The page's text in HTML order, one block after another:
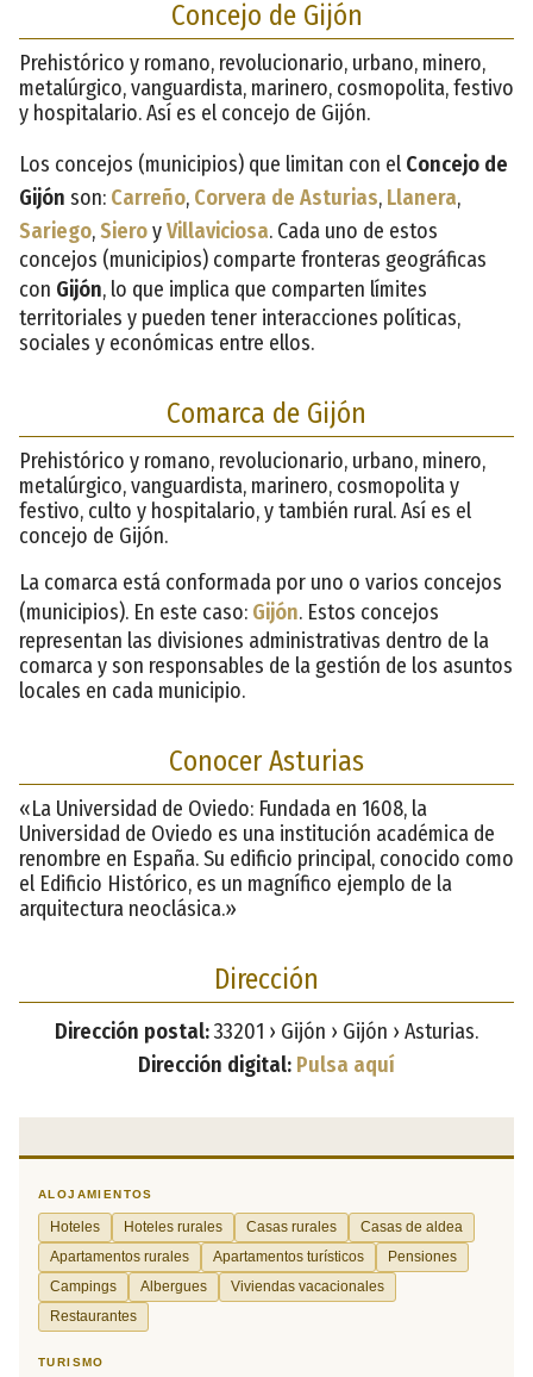
Concejo de Gijón
Prehistórico y romano, revolucionario, urbano, minero,
metalúrgico, vanguardista, marinero, cosmopolita, festivo
y hospitalario. Así es el concejo de Gijón.
Los concejos (municipios) que limitan con el Concejo de
Gijón son: Carreño, Corvera de Asturias, Llanera,
Sariego,SieroyVillaviciosa. Cada uno de estos
concejos (municipios) comparte fronteras geográficas
con Gijón, lo que implica que comparten límites
territoriales y pueden tener interacciones políticas,
sociales y económicas entre ellos.
Comarca de Gijón
Prehistórico y romano, revolucionario, urbano, minero,
metalúrgico, vanguardista, marinero, cosmopolita y
festivo, culto y hospitalario, y también rural. Así es el
concejo de Gijón.
La comarca está conformada por uno o varios concejos
(municipios). En este caso: Gijón. Estos concejos
representan las divisiones administrativas dentro de la
comarca y son responsables de la gestión de los asuntos
locales en cada municipio.
Conocer Asturias
«La Universidad de Oviedo: Fundada en 1608, la
Universidad de Oviedo es una institución académica de
renombre en España. Su edificio principal, conocido como
el Edificio Histórico, es un magnífico ejemplo de la
arquitectura neoclásica.»
Dirección
Dirección postal:33201 › Gijón › Gijón › Asturias.
Dirección digital: Pulsa aquí